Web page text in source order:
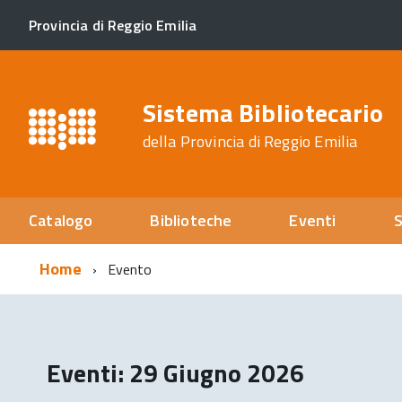
Provincia di Reggio Emilia
Sistema Bibliotecario
della Provincia di Reggio Emilia
Catalogo Biblioteche Eventi
Home
Evento
Eventi: 29 Giugno 2026